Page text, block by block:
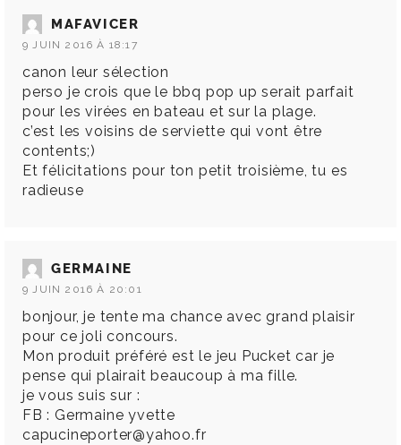
MAFAVICER
9 JUIN 2016 À 18:17
canon leur sélection
perso je crois que le bbq pop up serait parfait
pour les virées en bateau et sur la plage.
c’est les voisins de serviette qui vont être
contents;)
Et félicitations pour ton petit troisième, tu es
radieuse
GERMAINE
9 JUIN 2016 À 20:01
bonjour, je tente ma chance avec grand plaisir
pour ce joli concours.
Mon produit préféré est le jeu Pucket car je
pense qui plairait beaucoup à ma fille.
je vous suis sur :
FB : Germaine yvette
capucineporter@yahoo.fr